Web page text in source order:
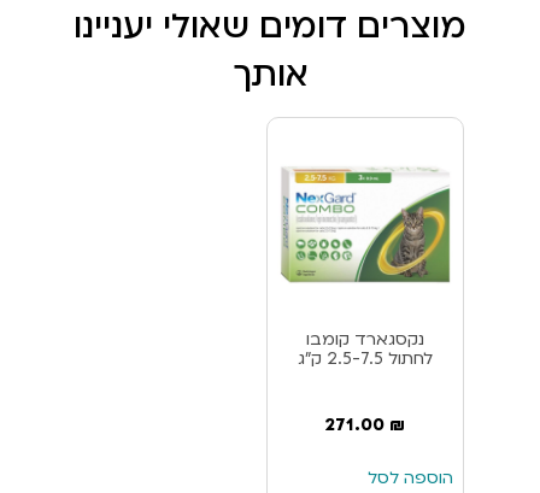
מוצרים דומים שאולי יעניינו
אותך
נקסגארד קומבו
לחתול 2.5-7.5 ק”ג
271.00 ₪
הוספה לסל